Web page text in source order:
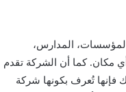
المؤسسات، المدارس،
مكان. كما أن الشركة تقدم
فإنها تُعرف بكونها شركة